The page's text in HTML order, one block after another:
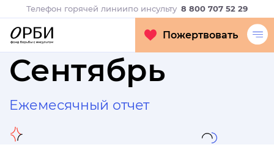
Телефон горячей линиипо инсульту 8 800 707 52 29
Пожертвовать
Сентябрь
Ежемесячный отчет